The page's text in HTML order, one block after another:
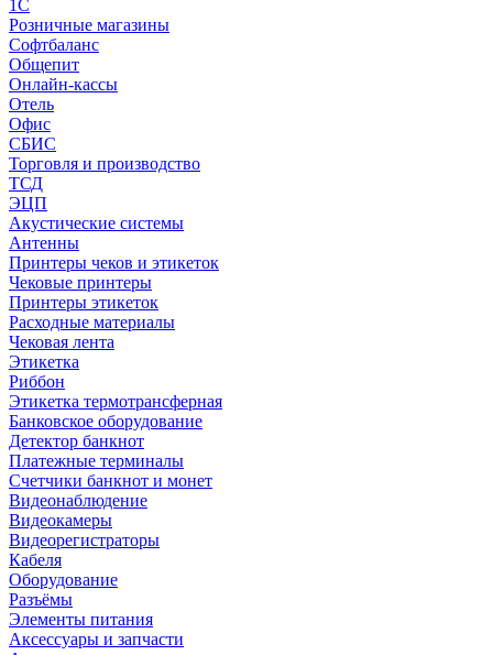
1С
Розничные магазины
Софтбаланс
Общепит
Онлайн-кассы
Отель
Офис
СБИС
Торговля и производство
ТСД
ЭЦП
Акустические системы
Антенны
Принтеры чеков и этикеток
Чековые принтеры
Принтеры этикеток
Расходные материалы
Чековая лента
Этикетка
Риббон
Этикетка термотрансферная
Банковское оборудование
Детектор банкнот
Платежные терминалы
Счетчики банкнот и монет
Видеонаблюдение
Видеокамеры
Видеорегистраторы
Кабеля
Оборудование
Разъёмы
Элементы питания
Аксессуары и запчасти